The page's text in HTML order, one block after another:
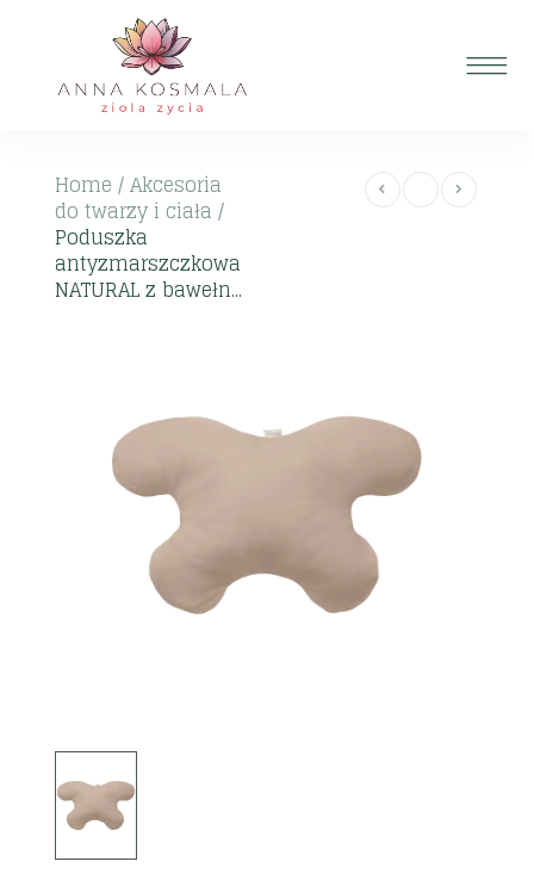
Home /Akcesoria
do twarzy i ciała /
Poduszka
antyzmarszczkowa
NATURAL z bawełn...